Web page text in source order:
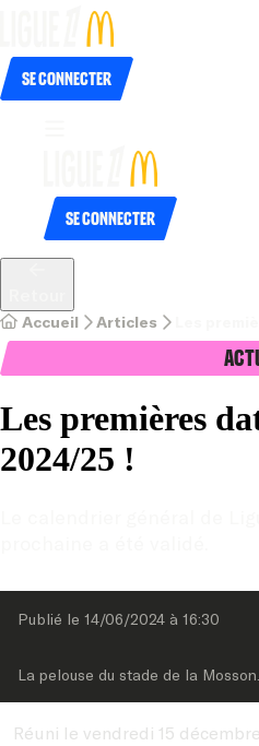
Se connecter
Se connecter
Accueil Articles
Les premières
2024/25 !
Publié le 14/06/2024 à 16:30
La pelouse du stade de la Mosson.
Réuni le vendredi 15